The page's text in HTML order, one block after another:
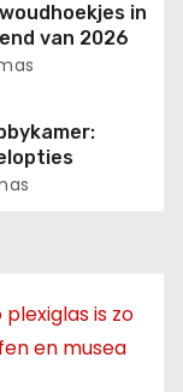
in
van 2026
is zo
en musea